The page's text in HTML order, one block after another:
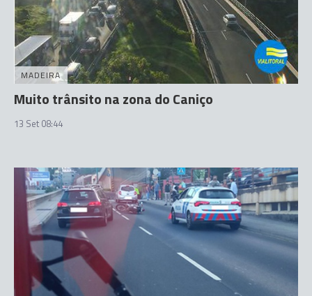
MADEIRA
Muito trânsito na zona do Caniço
13 Set 08:44